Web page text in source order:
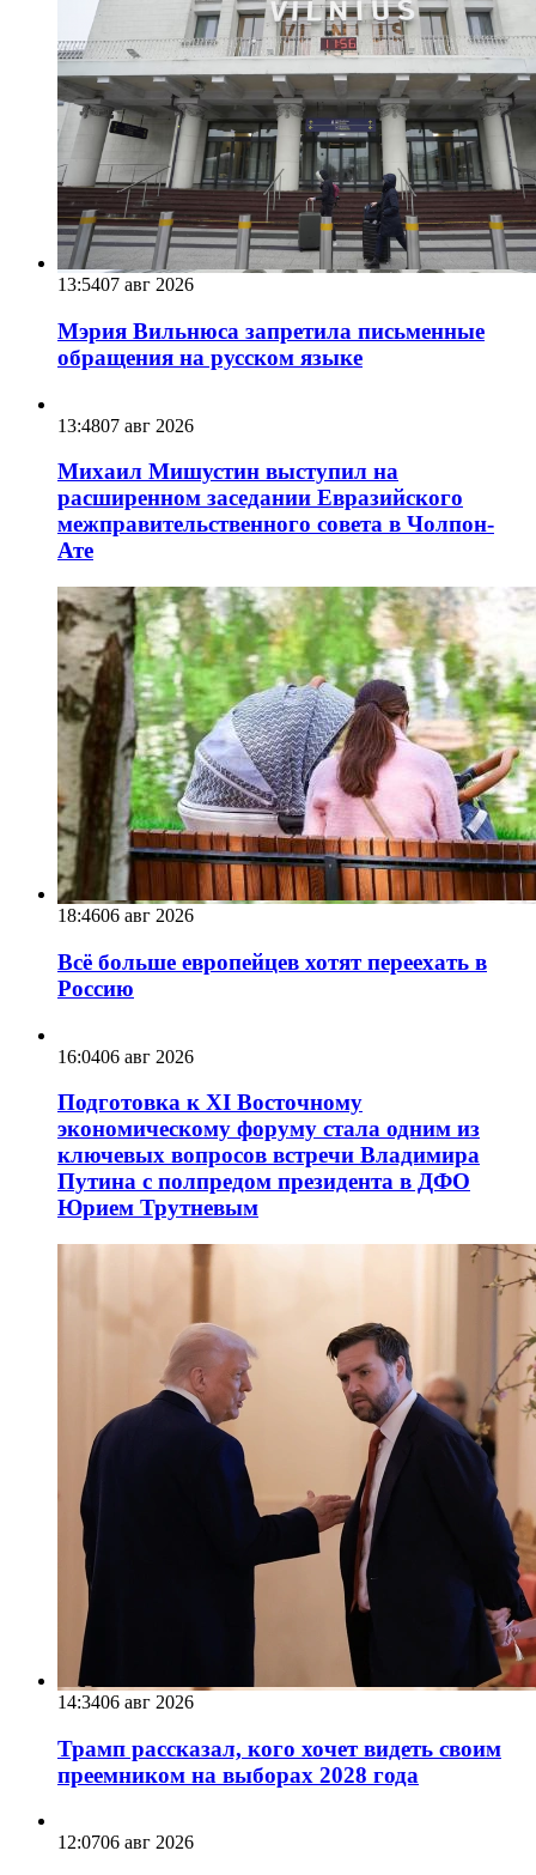
13:5407 авг 2026
Мэрия Вильнюса запретила письменные
обращения на русском языке
13:4807 авг 2026
Михаил Мишустин выступил на
расширенном заседании Евразийского
межправительственного совета в Чолпон-
Ате
18:4606 авг 2026
Всё больше европейцев хотят переехать в
Россию
16:0406 авг 2026
Подготовка к XI Восточному
экономическому форуму стала одним из
ключевых вопросов встречи Владимира
Путина с полпредом президента в ДФО
Юрием Трутневым
14:3406 авг 2026
Трамп рассказал, кого хочет видеть своим
преемником на выборах 2028 года
12:0706 авг 2026